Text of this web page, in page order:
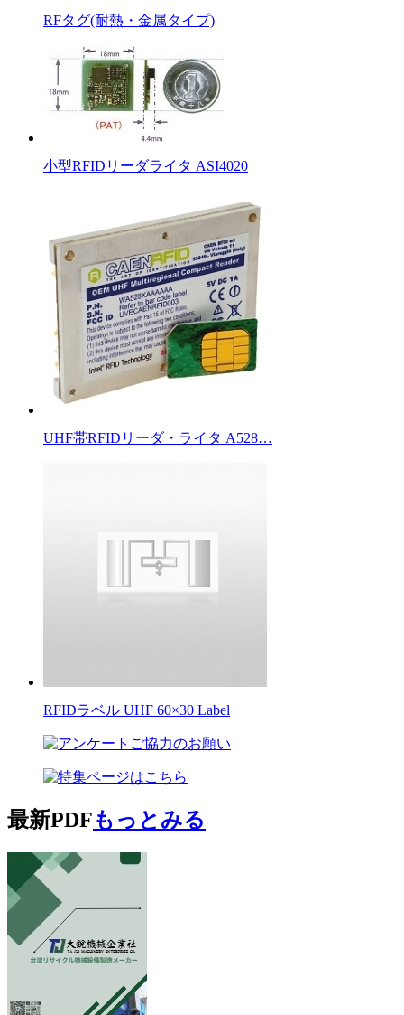
RFタグ(耐熱・金属タイプ)
小型RFIDリーダライタ ASI4020
UHF帯RFIDリーダ・ライタ A528…
RFIDラベル UHF 60×30 Label
最新PDFもっとみる